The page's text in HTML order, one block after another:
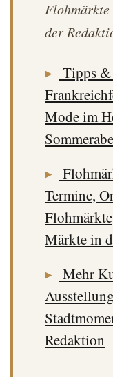
der
▸ Tipps &
Mode im
▸
Termine,
Märkte in
▸ Mehr
Redaktion